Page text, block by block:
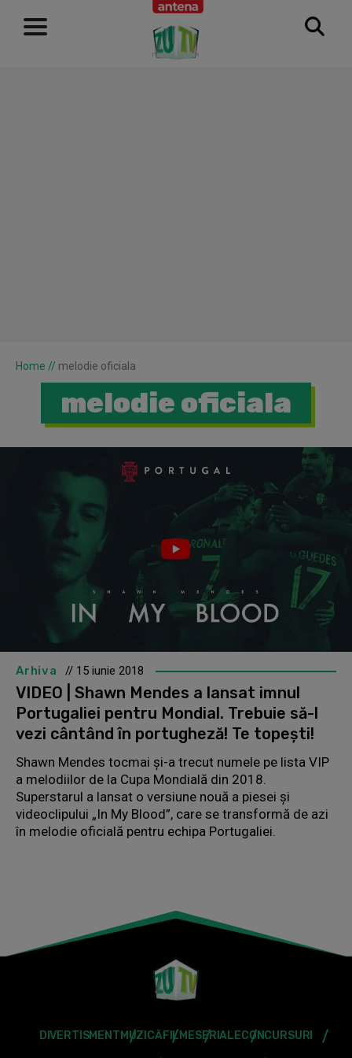
RECLAMĂ
Home // melodie oficiala
melodie oficiala
Arhiva // 15 iunie 2018
VIDEO | Shawn Mendes a lansat imnul
Portugaliei pentru Mondial. Trebuie să-l
vezi cântând în portugheză! Te topești!
Shawn Mendes tocmai și-a trecut numele pe lista VIP
a melodiilor de la Cupa Mondială din 2018.
Superstarul a lansat o versiune nouă a piesei și
videoclipului „In My Blood”, care se transformă de azi
în melodie oficială pentru echipa Portugaliei.
DIVERTISMENT MUZICĂFILMESERIALECONCURSURI